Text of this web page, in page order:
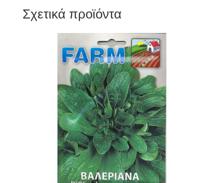
Σχετικά προϊόντα